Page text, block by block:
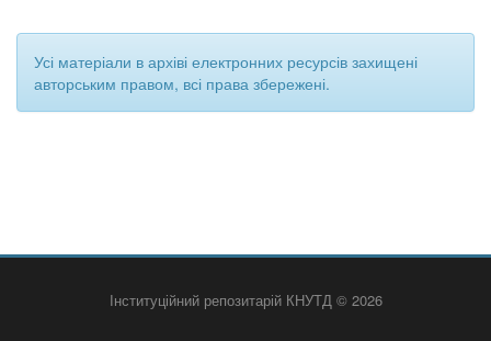
Усі матеріали в архіві електронних ресурсів захищені
авторським правом, всі права збережені.
Інституційний репозитарій КНУТД © 2026